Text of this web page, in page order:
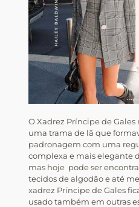
O Xadrez Príncipe de
uma trama de lã que
padronagem com uma
complexa e mais elegante
mas hoje pode ser
tecidos de algodão e até
xadrez Príncipe de Gales
usado também em outras